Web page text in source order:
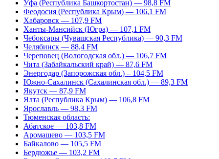
Уфа (Республика Башкортостан) — 98,8 FM
Феодосия (Республика Крым) — 106,1 FM
Хабаровск — 107,9 FM
Ханты-Мансийск (Югра) — 107,1 FM
Чебоксары (Чувашская Республика) — 90,3 FM
Челябинск — 88,4 FM
Череповец (Вологодская обл.) — 106,7 FM
Чита (Забайкальский край) — 87,6 FM
Энергодар (Запорожская обл.) – 104,5 FM
Южно-Сахалинск (Сахалинская обл.) — 89,3 FM
Якутск — 87,9 FM
Ялта (Республика Крым) — 106,8 FM
Ярославль — 98,3 FM
Тюменская область:
Абатское — 103,8 FM
Аромашево — 103,5 FM
Байкалово — 105,5 FM
Бердюжье — 103,2 FM